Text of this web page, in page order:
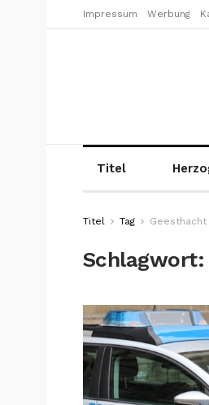
Impressum Werbung
Titel
Titel Tag Geesthacht
Schlagwort: